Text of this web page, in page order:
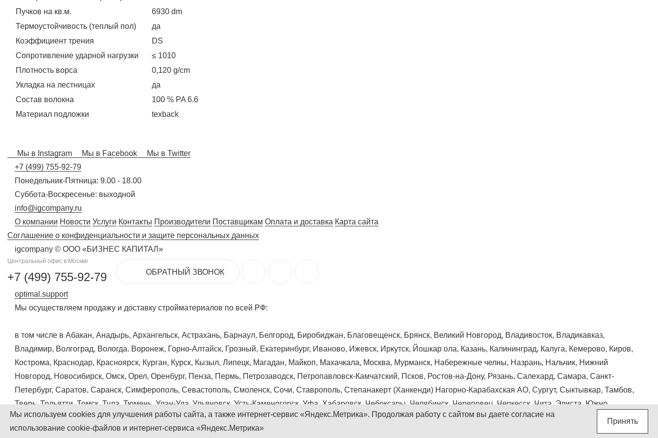
Пучков на кв.м.
6930 dm
Термоустойчивость (теплый пол)
да
Коэффициент трения
DS
Сопротивление ударной нагрузки
≤ 1010
Плотность ворса
0,120 g/cm
Укладка на лестницах
да
Состав волокна
100 % PA 6.6
Материал подложки
texback
Мы в Instagram Мы в Facebook
Мы в Twitter
+7 (499) 755-92-79
Понедельник-Пятница: 9.00 - 18.00
Суббота-Воскресенье: выходной
info@igcompany.ru
О компании Новости Услуги Контакты Производители Поставщикам Оплата и доставка Карта сайта
Соглашение о конфиденциальности и защите персональных данных
igcompany © ООО «БИЗНЕС КАПИТАЛ»
Центральный офис в Москве
+7 (499) 755-92-79 ОБРАТНЫЙ ЗВОНОК
optimal.support
Мы осуществляем продажу и доставку стройматериалов по всей РФ:
в том числе в Абакан, Анадырь, Архангельск, Астрахань, Барнаул, Белгород, Биробиджан, Благовещенск, Брянск, Великий Новгород, Владивосток, Владикавказ,
Владимир, Волгоград, Вологда. Воронеж, Горно-Алтайск, Грозный, Екатеринбург, Иваново, Ижевск, Иркутск, Йошкар ола, Казань, Калининград, Калуга, Кемерово, Киров,
Кострома, Краснодар, Красноярск, Курган, Курск, Кызыл, Липецк, Магадан, Майкоп, Махачкала, Москва, Мурманск, Набережные челны, Назрань, Нальчик, Нижний
Новгород, Новосибирск, Омск, Орел, Оренбург, Пенза, Пермь, Петрозаводск, Петропавловск-Камчатский, Псков, Ростов-на-Дону, Рязань, Салехард, Самара, Санкт-
Петербург, Саратов, Саранск, Симферополь, Севастополь, Смоленск, Сочи, Ставрополь, Степанакерт (Ханкенди) Нагорно-Карабахская АО, Сургут, Сыктывкар, Тамбов,
Тверь, Тольятти, Томск, Тула, Тюмень, Улан-Удэ, Ульяновск, Усть-Каменогорск, Уфа, Хабаровск, Чебоксары, Челябинск, Череповец, Черкесск, Чита, Элиста, Южно
Сахалинск, Якутск, Ярославль
Наверх
Мы используем cookies для улучшения работы сайта, а также интернет-сервис «Яндекс.Метрика». Продолжая работу с сайтом вы даете согласие на
использование cookie-файлов и интернет-сервиса «Яндекс.Метрика»
Принять